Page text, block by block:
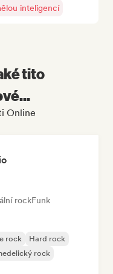
inteligencí
tito
Online
rockFunk
rock
Hard rock
rock